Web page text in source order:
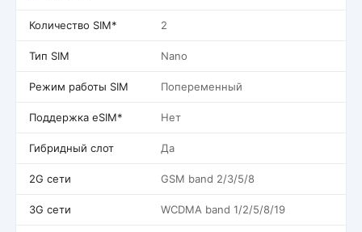
Количество SIM* 2
Тип SIM Nano
Режим работы SIM Попеременный
Поддержка eSIM* Нет
Гибридный слот Да
2G сети GSM band 2/3/5/8
3G сети WCDMA band 1/2/5/8/19